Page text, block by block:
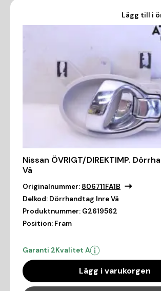
Lägg till i
Nissan ÖVRIGT/DIREKTIMP.
Vä
Originalnummer: 806711FA1B
Delkod: Dörrhandtag Inre Vä
Produktnummer: G2619562
Position: Fram
Garanti 2Kvalitet A
Lägg i varukorgen